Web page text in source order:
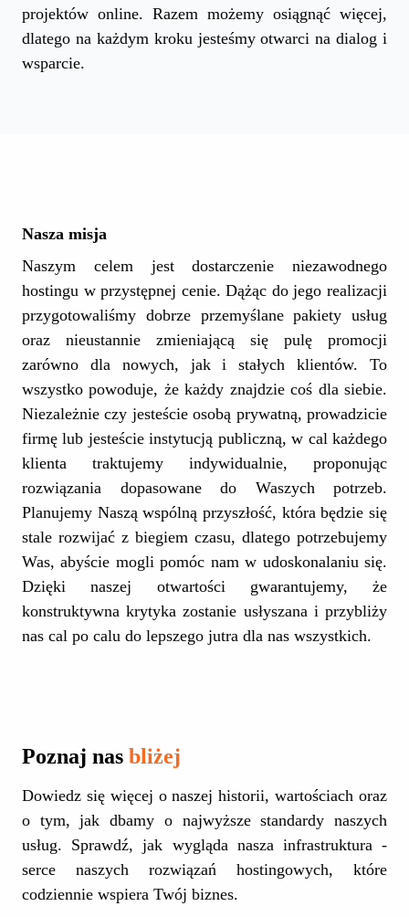
projektów online. Razem możemy osiągnąć więcej,
dlatego na każdym kroku jesteśmy otwarci na dialog i
wsparcie.
Nasza misja
Naszym celem jest dostarczenie niezawodnego
hostingu w przystępnej cenie. Dążąc do jego realizacji
przygotowaliśmy dobrze przemyślane pakiety usług
oraz nieustannie zmieniającą się pulę promocji
zarówno dla nowych, jak i stałych klientów. To
wszystko powoduje, że każdy znajdzie coś dla siebie.
Niezależnie czy jesteście osobą prywatną, prowadzicie
firmę lub jesteście instytucją publiczną, w cal każdego
klienta traktujemy indywidualnie, proponując
rozwiązania dopasowane do Waszych potrzeb.
Planujemy Naszą wspólną przyszłość, która będzie się
stale rozwijać z biegiem czasu, dlatego potrzebujemy
Was, abyście mogli pomóc nam w udoskonalaniu się.
Dzięki naszej otwartości gwarantujemy, że
konstruktywna krytyka zostanie usłyszana i przybliży
nas cal po calu do lepszego jutra dla nas wszystkich.
Poznaj nas bliżej
Dowiedz się więcej o naszej historii, wartościach oraz
o tym, jak dbamy o najwyższe standardy naszych
usług. Sprawdź, jak wygląda nasza infrastruktura -
serce naszych rozwiązań hostingowych, które
codziennie wspiera Twój biznes.